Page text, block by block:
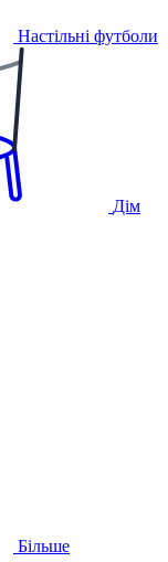
Настільні футболи
Дім
Більше